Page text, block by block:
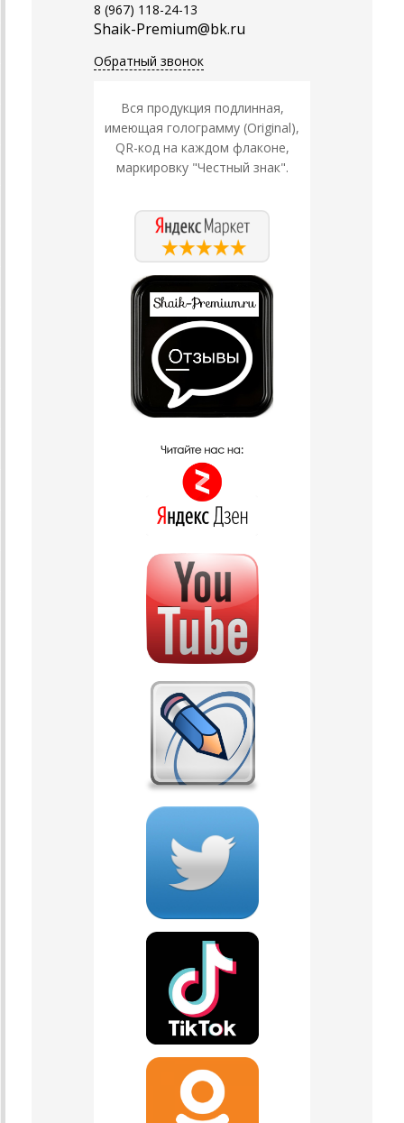
8 (967) 118-24-13
Shaik-Premium@bk.ru
Обратный звонок
Вся продукция подлинная,
имеющая голограмму (Original),
QR-код на каждом флаконе,
маркировку "Честный знак".